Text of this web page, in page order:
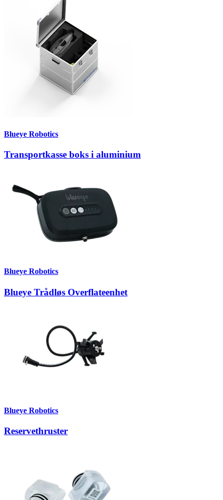
Blueye Robotics
Transportkasse boks i aluminium
Blueye Robotics
Blueye Trådløs Overflateenhet
Blueye Robotics
Reservethruster